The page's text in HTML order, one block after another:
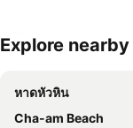
Explore
หาดหัวหิน
Cha-am Beach